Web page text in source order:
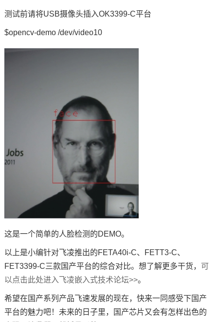
测试前请将USB摄像头插入OK3399-C平台
$opencv-demo /dev/video10
这是一个简单的人脸检测的DEMO。
以上是小编针对飞凌推出的FETA40i-C、FETT3-C、
FET3399-C三款国产平台的综合对比。想了解更多干货， 可
以点击此处进入飞凌嵌入式技术论坛>>。
希望在国产系列产品飞速发展的现在，快来一同感受下国产
平台的魅力吧！未来的日子里，国产芯片又会有怎样出色的